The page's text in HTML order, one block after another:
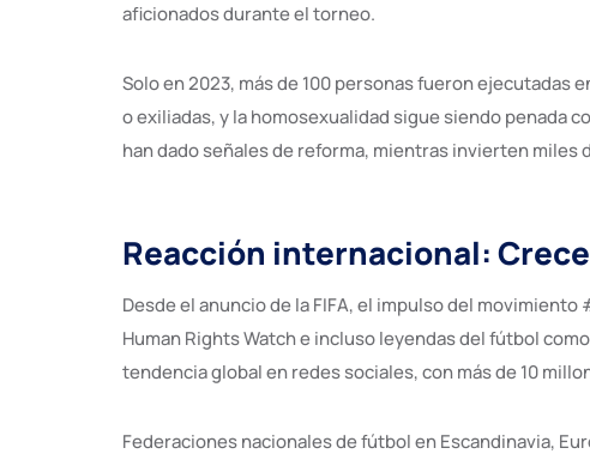
aficionados durante el torneo.
Solo en 2023, más de 100 personas fueron
o exiliadas, y la homosexualidad sigue siendo penada
han dado señales de reforma, mientras invierten
Reacción internacional:
Desde el anuncio de la FIFA, el impulso del
Human Rights Watch e incluso leyendas del fútbol
tendencia global en redes sociales, con más de 10
Federaciones nacionales de fútbol en Escandinavia,